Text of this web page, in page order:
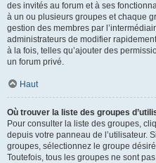
des invités au forum et à ses
à un ou plusieurs groupes et chaque
gestion des membres par
administrateurs de modifier
à la fois, telles qu’ajouter des
un forum privé.
Haut
Où trouver la liste des groupes
Pour consulter la liste des groupes,
depuis votre panneau de l’utilisateur.
groupes, sélectionnez le groupe
Toutefois, tous les groupes ne sont